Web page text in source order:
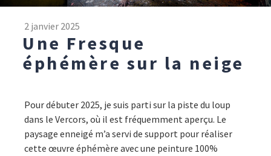
2 janvier 2025
Une Fresque
éphémère sur la neige
Pour débuter 2025, je suis parti sur la piste du loup
dans le Vercors, où il est fréquemment aperçu. Le
paysage enneigé m’a servi de support pour réaliser
cette œuvre éphémère avec une peinture 100%